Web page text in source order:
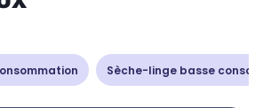
Sèche-linge basse